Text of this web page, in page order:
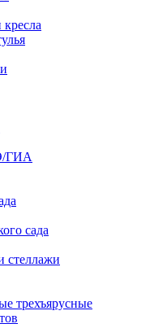
ГИА
сада
стеллажи
трехъярусные